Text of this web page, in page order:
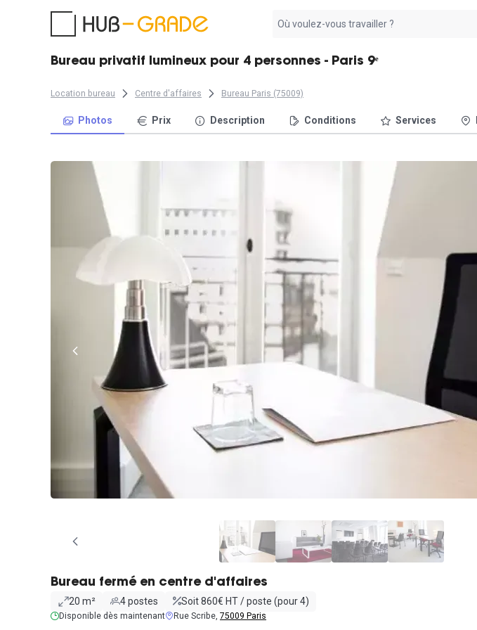
résultat
Bureau privatif lumineux pour 4 personnes - Paris 9ᵉ
Location bureau Centre d'affaires Bureau Paris (75009)
Photos Prix Description Conditions Services
Bureau fermé en centre d'affaires
20 m² 4 postes Soit 860€ HT / poste (pour 4)
Disponible dès maintenant Rue Scribe, 75009 Paris